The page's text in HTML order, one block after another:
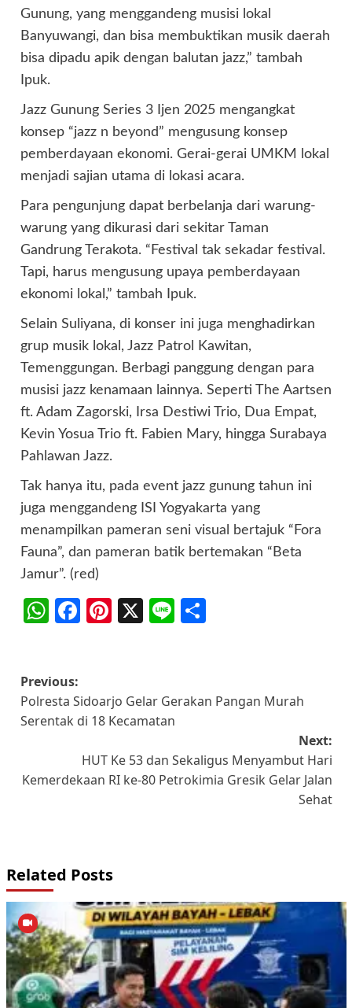
Gunung, yang menggandeng musisi lokal
Banyuwangi, dan bisa membuktikan musik daerah
bisa dipadu apik dengan balutan jazz,” tambah
Ipuk.
Jazz Gunung Series 3 Ijen 2025 mengangkat
konsep “jazz n beyond” mengusung konsep
pemberdayaan ekonomi. Gerai-gerai UMKM lokal
menjadi sajian utama di lokasi acara.
Para pengunjung dapat berbelanja dari warung-
warung yang dikurasi dari sekitar Taman
Gandrung Terakota. “Festival tak sekadar festival.
Tapi, harus mengusung upaya pemberdayaan
ekonomi lokal,” tambah Ipuk.
Selain Suliyana, di konser ini juga menghadirkan
grup musik lokal, Jazz Patrol Kawitan,
Temenggungan. Berbagi panggung dengan para
musisi jazz kenamaan lainnya. Seperti The Aartsen
ft. Adam Zagorski, Irsa Destiwi Trio, Dua Empat,
Kevin Yosua Trio ft. Fabien Mary, hingga Surabaya
Pahlawan Jazz.
Tak hanya itu, pada event jazz gunung tahun ini
juga menggandeng ISI Yogyakarta yang
menampilkan pameran seni visual bertajuk “Fora
Fauna”, dan pameran batik bertemakan “Beta
Jamur”. (red)
WhatsApp
Facebook
Pinterest
X Line
Post
navigation
Previous:
Polresta Sidoarjo Gelar Gerakan Pangan Murah
Serentak di 18 Kecamatan
Next:
HUT Ke 53 dan Sekaligus Menyambut Hari
Kemerdekaan RI ke-80 Petrokimia Gresik Gelar Jalan
Sehat
Related Posts